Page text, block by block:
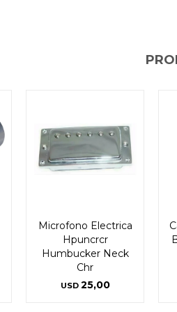
Microfono Electrica
Hpuncrcr
Humbucker Neck
Chr
USD 25,00